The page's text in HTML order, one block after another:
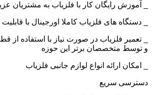
_ آموزش رایگان کار با فلزیاب به مشتریان
_ دستگاه های فلزیاب کاملا اورجینال با
_ تعمیر فلزیاب در صورت نیاز با استفاده از
و توسط متخصصان برتر این حوزه
_ امکان ارائه انواع لوازم جانبی فلزیاب
دسترسی سریع